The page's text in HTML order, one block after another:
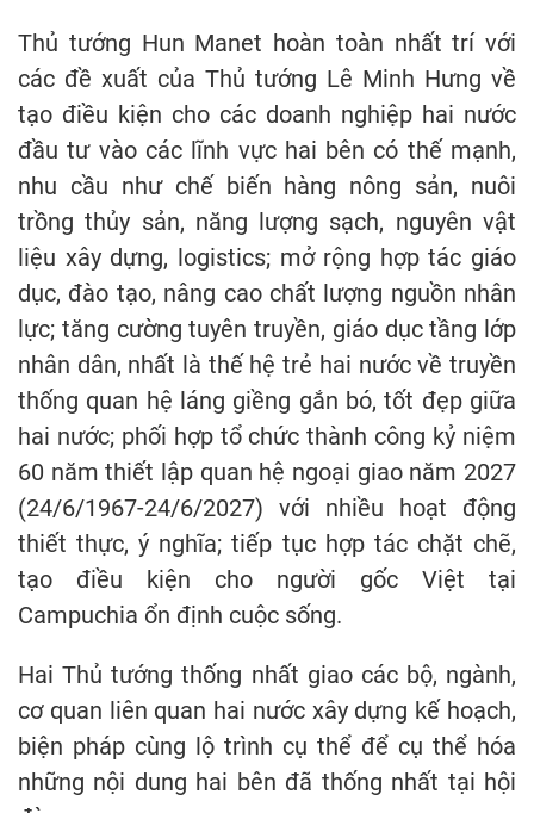
Thủ tướng Hun Manet hoàn toàn nhất trí với
các đề xuất của Thủ tướng Lê Minh Hưng về
tạo điều kiện cho các doanh nghiệp hai nước
đầu tư vào các lĩnh vực hai bên có thế mạnh,
nhu cầu như chế biến hàng nông sản, nuôi
trồng thủy sản, năng lượng sạch, nguyên vật
liệu xây dựng, logistics; mở rộng hợp tác giáo
dục, đào tạo, nâng cao chất lượng nguồn nhân
lực; tăng cường tuyên truyền, giáo dục tầng lớp
nhân dân, nhất là thế hệ trẻ hai nước về truyền
thống quan hệ láng giềng gắn bó, tốt đẹp giữa
hai nước; phối hợp tổ chức thành công kỷ niệm
60 năm thiết lập quan hệ ngoại giao năm 2027
(24/6/1967-24/6/2027) với nhiều hoạt động
thiết thực, ý nghĩa; tiếp tục hợp tác chặt chẽ,
tạo điều kiện cho người gốc Việt tại
Campuchia ổn định cuộc sống.
Hai Thủ tướng thống nhất giao các bộ, ngành,
cơ quan liên quan hai nước xây dựng kế hoạch,
biện pháp cùng lộ trình cụ thể để cụ thể hóa
những nội dung hai bên đã thống nhất tại hội